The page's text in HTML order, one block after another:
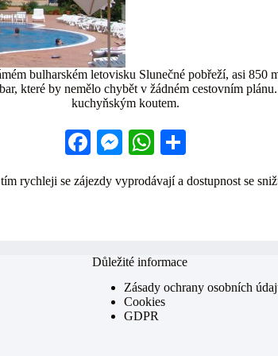
bulharském letovisku Slunečné pobřeží, asi
které by nemělo chybět v žádném cestovním
kuchyňským koutem.
Fa
bo
M
se
W
ts re
rychleji se zájezdy vyprodávají a dostupnost se
Důležité informace
Zásady ochrany osobních
Cookies
GDPR